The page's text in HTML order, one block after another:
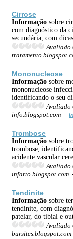
Cirrose
Informação sobre
com diagnóstico da
secundária, com
Avaliado
Mononucleose
Informação sobre
mononucleose
identificando o seu
Avaliado
info.blogspot.com -
Trombose
Informação sobre
trombose,
acidente vascular
Avaliado
infarto.blogspot.com
Tendinite
Informação sobre
tendinite, com
patelar, do tibial e
Avaliado